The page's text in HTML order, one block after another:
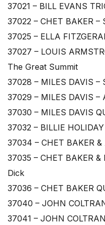
37021 – BILL EVANS
37022 – CHET BAKER –
37025 – ELLA
37027 – LOUIS
The Great Summit
37028 – MILES DAVIS –
37029 – MILES DAVIS –
37030 – MILES DAVIS
37032 – BILLIE
37034 – CHET BAKER
37035 – CHET BAKER &
Dick
37036 – CHET BAKER
37040 – JOHN
37041 – JOHN